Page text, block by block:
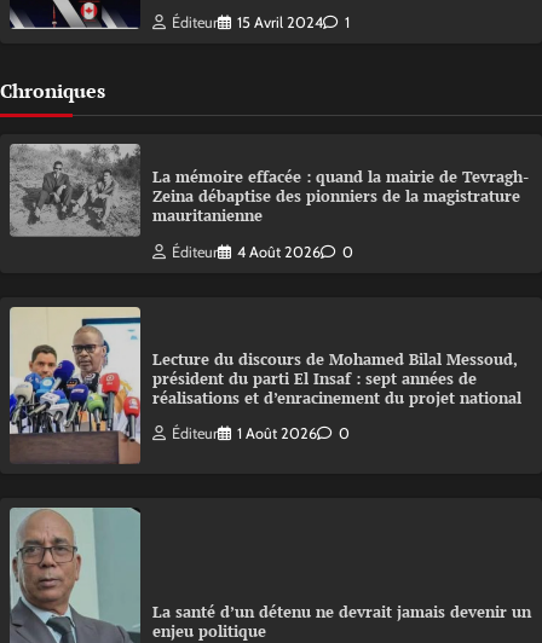
Éditeur 15 Avril 2024 1
Chroniques
La mémoire effacée : quand la mairie de Tevragh-
Zeina débaptise des pionniers de la magistrature
mauritanienne
Éditeur 4 Août 2026 0
Lecture du discours de Mohamed Bilal Messoud,
président du parti El Insaf : sept années de
réalisations et d’enracinement du projet national
Éditeur 1 Août 2026 0
La santé d’un détenu ne devrait jamais devenir un
enjeu politique